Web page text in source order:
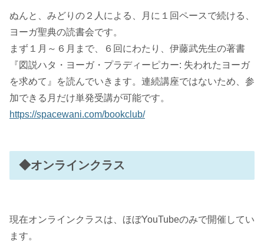
ぬんと、みどりの２人による、月に１回ペースで続ける、
ヨーガ聖典の読書会です。
まず１月～６月まで、６回にわたり、伊藤武先生の著書
『図説ハタ・ヨーガ・プラディーピカー: 失われたヨーガ
を求めて』を読んでいきます。連続講座ではないため、参
加できる月だけ単発受講が可能です。
https://spacewani.com/bookclub/
◆オンラインクラス
現在オンラインクラスは、ほぼYouTubeのみで開催してい
ます。